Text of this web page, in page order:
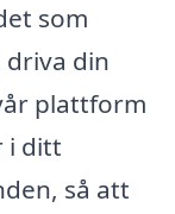
som
din
plattform
i ditt
så att